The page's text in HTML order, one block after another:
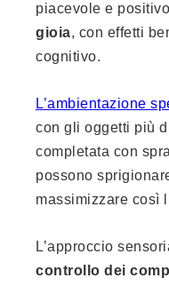
piacevole e positivo
gioia, con effetti
cognitivo.
L’ambientazione
con gli oggetti più
completata con
possono
massimizzare così
L’approccio
controllo dei